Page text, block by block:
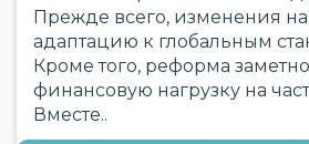
Прежде всего, изменения
адаптацию к глобальным
Кроме того, реформа
финансовую нагрузку на
Вместе..